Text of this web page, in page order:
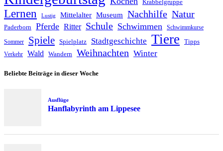
Krabbelgruppe
Lernen Lustig Mittelalter Museum Nachhilfe Natur
Paderborn Pferde Ritter Schule Schwimmen Schwimmkurse
Sommer Spiele Spielplatz Stadtgeschichte Tiere Tipps
Verkehr Wald Wandern Weihnachten Winter
Beliebte Beiträge in dieser Woche
Ausflüge
Hanflabyrinth am Lippesee